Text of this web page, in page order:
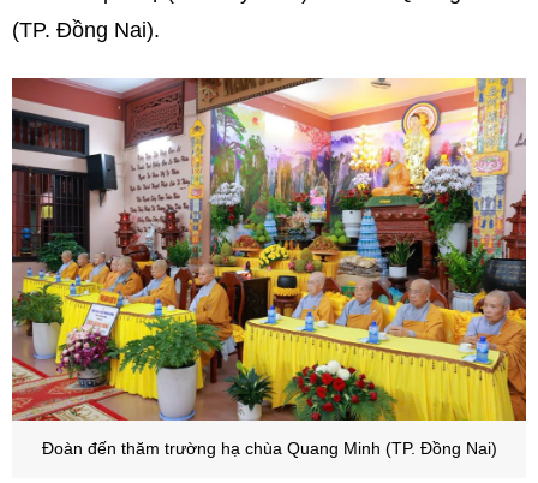
(TP. Đồng Nai).
Đoàn đến thăm trường hạ chùa Quang Minh (TP. Đồng Nai)